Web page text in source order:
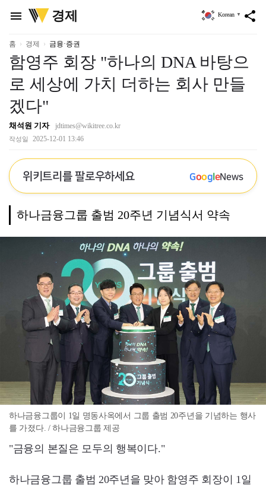
menu
위
키
리
경제 share
Korean ▼
홈 경제 금융·증권
함영주 회장 "하나의 DNA 바탕으
로 세상에 가치 더하는 회사 만들
겠다"
채석원 기자 jdtimes@wikitree.co.kr
작성일 2025-12-01 13:46
위키트리를 팔로우하세요 GoogleNews
하나금융그룹 출범 20주년 기념식서 약속
하나금융그룹이 1일 명동사옥에서 그룹 출범 20주년을 기념하는 행사
를 가졌다. / 하나금융그룹 제공
"금융의 본질은 모두의 행복이다."
하나금융그룹 출범 20주년을 맞아 함영주 회장이 1일